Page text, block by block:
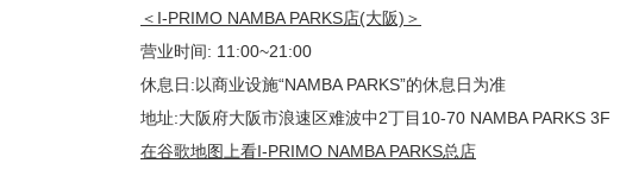
＜I-PRIMO NAMBA PARKS店(大阪)＞
营业时间: 11:00~21:00
休息日:以商业设施“NAMBA PARKS”的休息日为准
地址:大阪府大阪市浪速区难波中2丁目10-70 NAMBA PARKS 3F
在谷歌地图上看I-PRIMO NAMBA PARKS总店